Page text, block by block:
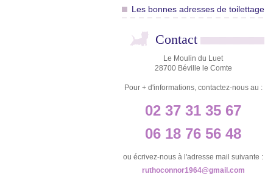
Les bonnes adresses de toilettage
Contact
Le Moulin du Luet
28700 Béville le Comte
Pour + d'informations, contactez-nous au :
02 37 31 35 67
06 18 76 56 48
ou écrivez-nous à l'adresse mail suivante :
ruthoconnor1964@gmail.com